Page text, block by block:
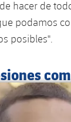
hacer de
podamos
posibles".